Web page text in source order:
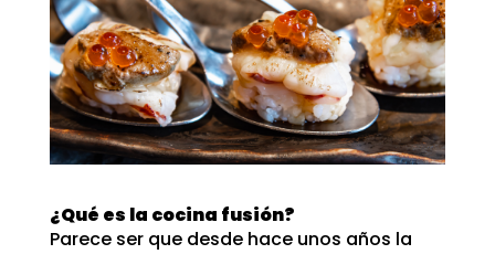
¿Qué es la cocina fusión?
Parece ser que desde hace unos años la